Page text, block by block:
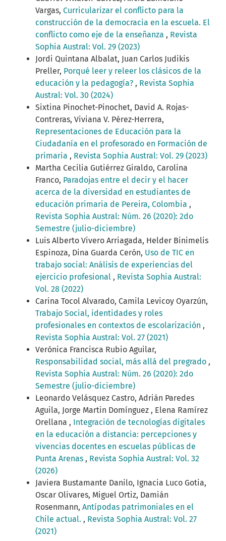
Vargas, Curricularizar el conflicto para la
construcción de la democracia en la escuela. El
conflicto como eje de la enseñanza , Revista
Sophia Austral: Vol. 29 (2023)
Jordi Quintana Albalat, Juan Carlos Judikis
Preller, Porqué leer y releer los clásicos de la
educación y la pedagogía? , Revista Sophia
Austral: Vol. 30 (2024)
Sixtina Pinochet-Pinochet, David A. Rojas-
Contreras, Viviana V. Pérez-Herrera,
Representaciones de Educación para la
Ciudadanía en el profesorado en Formación de
primaria , Revista Sophia Austral: Vol. 29 (2023)
Martha Cecilia Gutiérrez Giraldo, Carolina
Franco, Paradojas entre el decir y el hacer
acerca de la diversidad en estudiantes de
educación primaria de Pereira, Colombia ,
Revista Sophia Austral: Núm. 26 (2020): 2do
Semestre (julio-diciembre)
Luis Alberto Vivero Arriagada, Helder Binimelis
Espinoza, Dina Guarda Cerón, Uso de TIC en
trabajo social: Análisis de experiencias del
ejercicio profesional , Revista Sophia Austral:
Vol. 28 (2022)
Carina Tocol Alvarado, Camila Levicoy Oyarzún,
Trabajo Social, identidades y roles
profesionales en contextos de escolarización ,
Revista Sophia Austral: Vol. 27 (2021)
Verónica Francisca Rubio Aguilar,
Responsabilidad social, más allá del pregrado ,
Revista Sophia Austral: Núm. 26 (2020): 2do
Semestre (julio-diciembre)
Leonardo Velásquez Castro, Adrián Paredes
Aguila, Jorge Martin Domínguez , Elena Ramírez
Orellana , Integración de tecnologías digitales
en la educación a distancia: percepciones y
vivencias docentes en escuelas públicas de
Punta Arenas , Revista Sophia Austral: Vol. 32
(2026)
Javiera Bustamante Danilo, Ignacia Luco Gotia,
Oscar Olivares, Miguel Ortiz, Damián
Rosenmann, Antípodas patrimoniales en el
Chile actual. , Revista Sophia Austral: Vol. 27
(2021)